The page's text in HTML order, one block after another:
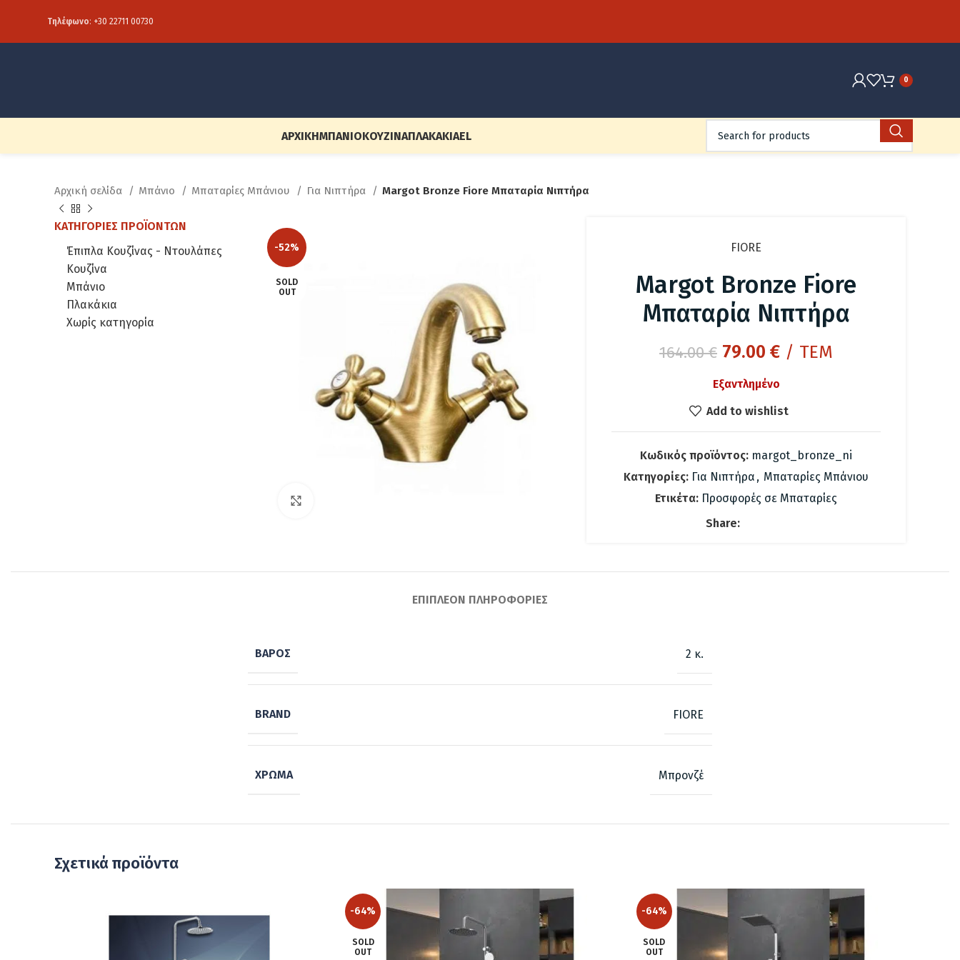
Τηλέφωνο: +30 22711 00730
0
ΑΡΧΙΚΉΜΠΆΝΙΟΚΟΥΖΊΝΑΠΛΑΚΆΚΙΑEL
Αρχική σελίδα Μπάνιο Μπαταρίες Μπάνιου Για Νιπτήρα Margot Bronze Fiore Μπαταρία Νιπτήρα
-52%
SOLD
OUT
FIORE
Margot Bronze Fiore
Μπαταρία Νιπτήρα
164.00€ Original
was:
164.00 €.
79.00 €Η
είναι:
79.00 €.
/ ΤΕΜ
Εξαντλημένο
Add to wishlist
Κωδικός προϊόντος: margot_bronze_ni
Κατηγορίες: Για Νιπτήρα , Μπαταρίες Μπάνιου
Ετικέτα: Προσφορές σε Μπαταρίες
Share:
ΚΑΤΗΓΟΡΊΕΣ ΠΡΟΪΌΝΤΩΝ
Έπιπλα Κουζίνας - Ντουλάπες
Κουζίνα
Μπάνιο
Πλακάκια
Χωρίς κατηγορία
ΕΠΙΠΛΈΟΝ ΠΛΗΡΟΦΟΡΊΕΣ
ΒΆΡΟΣ 2 κ.
BRAND FIORE
ΧΡΏΜΑ Μπρονζέ
Σχετικά προϊόντα
-64%
SOLD
OUT
-64%
SOLD
OUT